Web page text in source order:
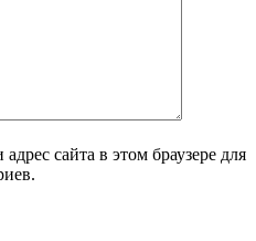
сайта в этом браузере для